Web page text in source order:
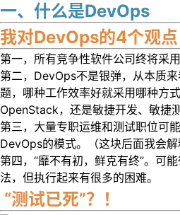
一、什么是DevOps
我对DevOps的4个观点
第一，所有竞争性软件公司终将采用
第二，DevOps不是银弹，从本质
题，哪种工作效率好就采用哪种方
OpenStack，还是敏捷开发、敏捷
第三，大量专职运维和测试职位可
DevOps的模式。（这块后面我会解
第四，“靡不有初，鲜克有终”。可
法，但执行起来有很多的困难。
“测试已死”？！